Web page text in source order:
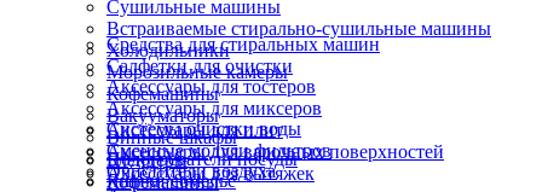
Сушильные машины
Встраиваемые стирально-сушильные машины
Холодильники
Морозильные камеры
Кофемашины
Вакууматоры
Винные шкафы
Подогреватели посуды
Ящики сомелье
Блендеры
Кофемашины
Очистители воздуха
Системы очистки воды
Сменные модули фильтров
Аксессуары для тостеров
Аксессуары для миксеров
Аксессуары для плит
Аксессуары для варочных поверхностей
Аксессуары для вытяжек
Средства для стиральных машин
Салфетки для очистки